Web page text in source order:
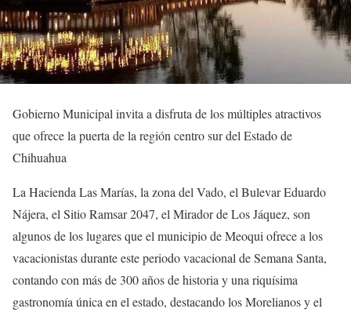
Gobierno Municipal invita a disfruta de los múltiples atractivos
que ofrece la puerta de la región centro sur del Estado de
Chihuahua
La Hacienda Las Marías, la zona del Vado, el Bulevar Eduardo
Nájera, el Sitio Ramsar 2047, el Mirador de Los Jáquez, son
algunos de los lugares que el municipio de Meoqui ofrece a los
vacacionistas durante este periodo vacacional de Semana Santa,
contando con más de 300 años de historia y una riquísima
gastronomía única en el estado, destacando los Morelianos y el